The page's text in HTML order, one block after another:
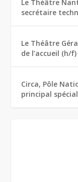
Le Théâtre
secrétaire
Le Théâtre
de l’accueil (h/f)
Circa, Pôle
principal